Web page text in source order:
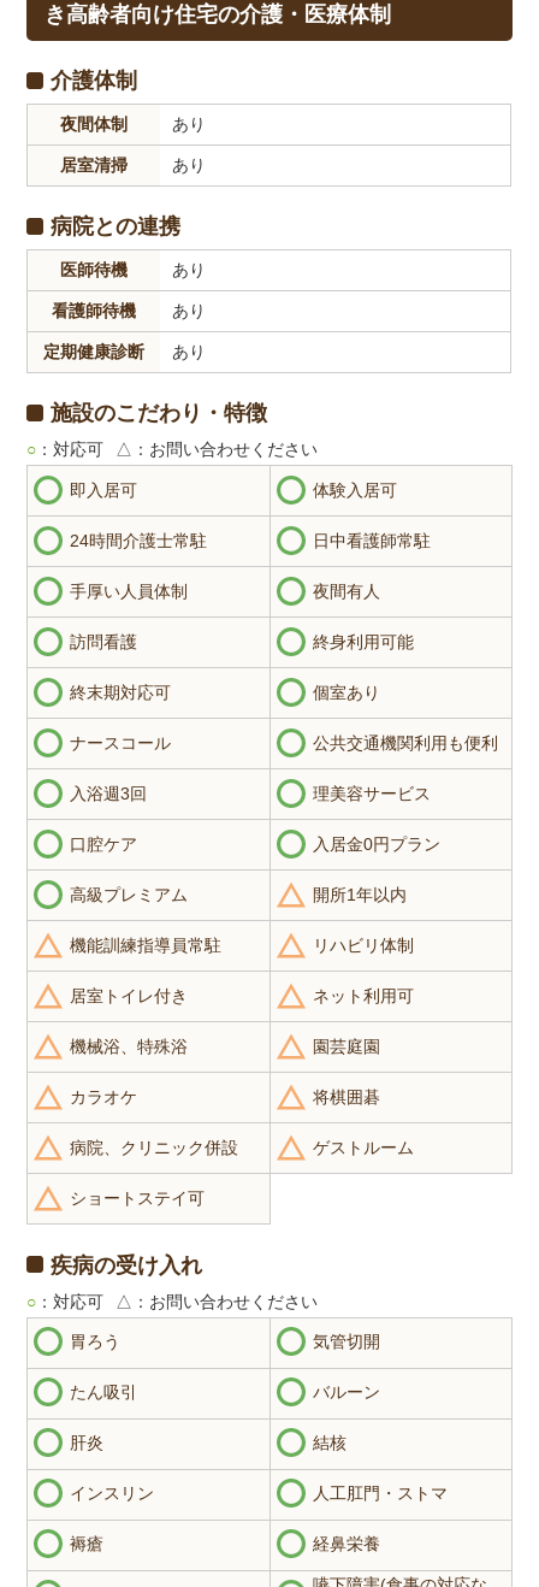
き高齢者向け住宅の介護・医療体制
介護体制
夜間体制 あり
居室清掃 あり
病院との連携
医師待機 あり
看護師待機 あり
定期健康診断 あり
施設のこだわり・特徴
○ ：対応可 △ ：お問い合わせください
即入居可 体験入居可
24時間介護士常駐 日中看護師常駐
手厚い人員体制 夜間有人
訪問看護 終身利用可能
終末期対応可 個室あり
ナースコール 公共交通機関利用も便利
入浴週3回 理美容サービス
口腔ケア 入居金0円プラン
高級プレミアム 開所1年以内
機能訓練指導員常駐 リハビリ体制
居室トイレ付き ネット利用可
機械浴、特殊浴 園芸庭園
カラオケ 将棋囲碁
病院、クリニック併設 ゲストルーム
ショートステイ可
疾病の受け入れ
○ ：対応可 △ ：お問い合わせください
胃ろう 気管切開
たん吸引 バルーン
肝炎 結核
インスリン 人工肛門・ストマ
褥瘡 経鼻栄養